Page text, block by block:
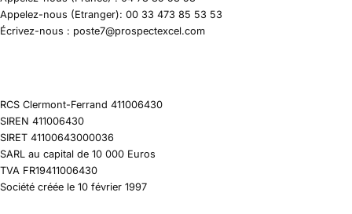
Appelez-nous (Etranger): 00 33 473 85 53 53
Écrivez-nous : poste7@prospectexcel.com
RCS Clermont-Ferrand 411006430
SIREN 411006430
SIRET 41100643000036
SARL au capital de 10 000 Euros
TVA FR19411006430
Société créée le 10 février 1997